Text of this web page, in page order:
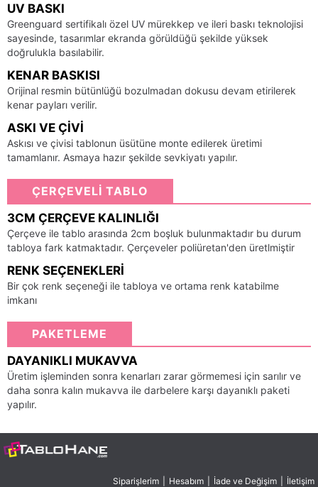
UV BASKI
Greenguard sertifikalı özel UV mürekkep ve ileri baskı teknolojisi
sayesinde, tasarımlar ekranda görüldüğü şekilde yüksek
doğrulukla basılabilir.
KENAR BASKISI
Orijinal resmin bütünlüğü bozulmadan dokusu devam etirilerek
kenar payları verilir.
ASKI VE ÇIVI
Askısı ve çivisi tablonun üsütüne monte edilerek üretimi
tamamlanır. Asmaya hazır şekilde sevkiyatı yapılır.
ÇERÇEVELİ TABLO
3CM ÇERÇEVE KALINLIĞI
Çerçeve ile tablo arasında 2cm boşluk bulunmaktadır bu durum
tabloya fark katmaktadır. Çerçeveler poliüretan'den üretlmiştir
RENK SEÇENEKLERI
Bir çok renk seçeneği ile tabloya ve ortama renk katabilme
imkanı
PAKETLEME
DAYANIKLI MUKAVVA
Üretim işleminden sonra kenarları zarar görmemesi için sarılır ve
daha sonra kalın mukavva ile darbelere karşı dayanıklı paketi
yapılır.
Siparişlerim Hesabım İade ve Değişim İletişim